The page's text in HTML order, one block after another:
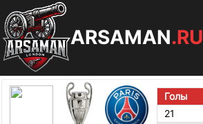
ARSAMAN.RU
Голы
21